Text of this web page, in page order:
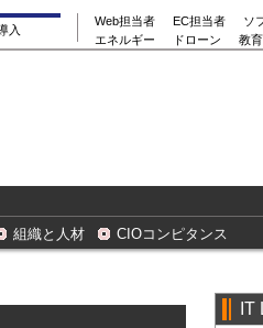
入
Web担当者 EC担当者
ソ
エネルギー
ドローン 教
組織と人材 CIOコンピタンス
IT